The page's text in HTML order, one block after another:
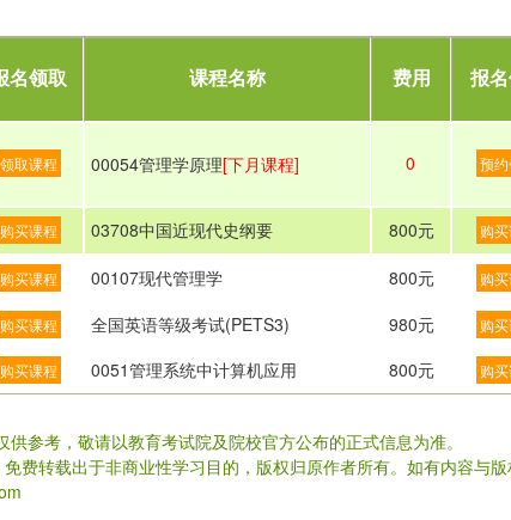
名领取 课程名称 费用 报
领取课程 00054管理学原理[下月课程] 0 预
购买课程 03708中国近现代史纲要 800元 购
购买课程 00107现代管理学 800元 购
购买课程 全国英语等级考试(PETS3) 980元 购
购买课程 0051管理系统中计算机应用 800元 购
参考，敬请以教育考试院及院校官方公布的正式信息为准。
费转载出于非商业性学习目的，版权归原作者所有。如有内容与